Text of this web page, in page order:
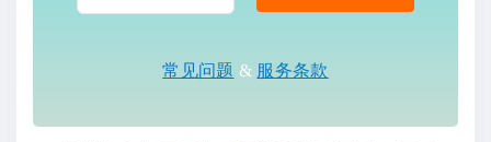
常见问题 & 服务条款